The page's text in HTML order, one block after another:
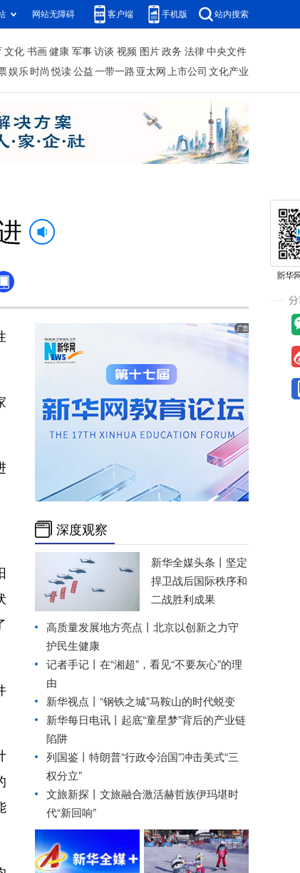
网站无障碍 客户端 手机版 站内搜索
文化 书画 健康 军事 访谈 视频 图片 政务 法律 中央文件
娱乐 时尚 悦读 公益 一带一路 亚太网 上市公司 文化产业
深度观察
新华全媒头条丨 坚定
捍卫战后国际秩序和
二战胜利成果
高质量发展地方亮点丨北京以创新之力守
护民生健康
记者手记丨在“湘超”，看见“不要灰心”的理
由
新华视点丨 “钢铁之城”马鞍山的时代蜕变
新华每日电讯丨 起底“童星梦”背后的产业链
陷阱
列国鉴丨特朗普“行政令治国”冲击美式“三
权分立”
文旅新探丨文旅融合激活赫哲族伊玛堪时
代“新回响”